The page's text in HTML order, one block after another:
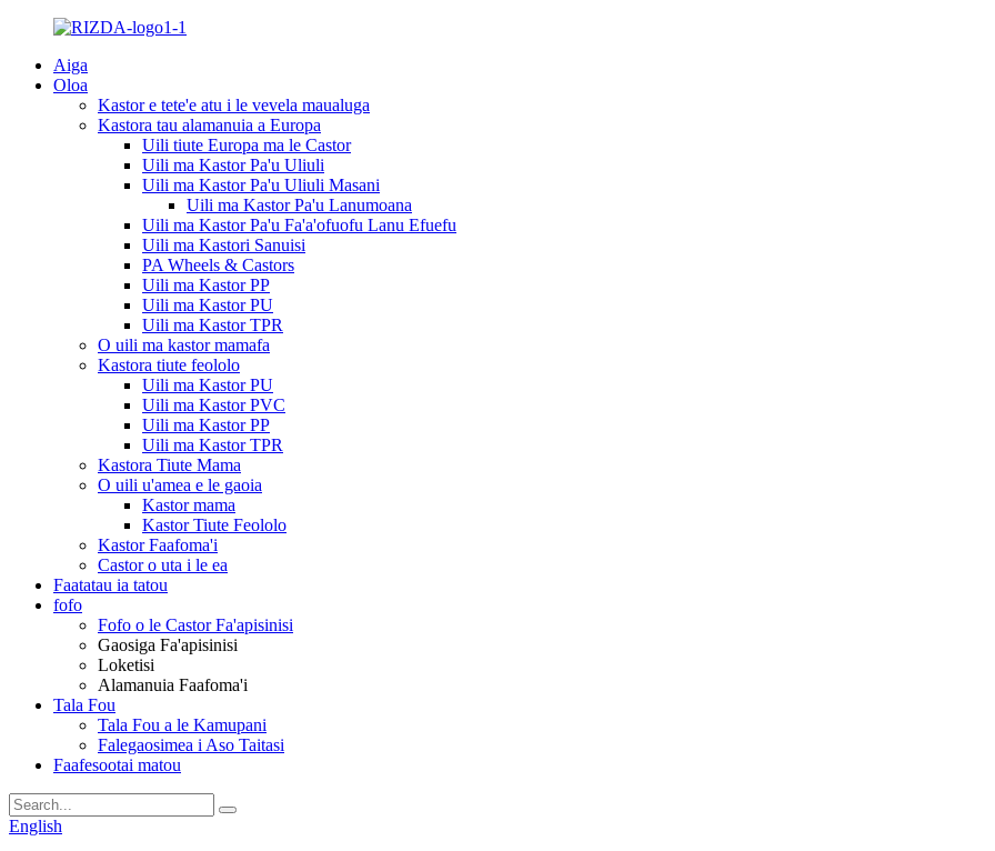
Aiga
Oloa
Kastor e tete'e atu i le vevela maualuga
Kastora tau alamanuia a Europa
Uili tiute Europa ma le Castor
Uili ma Kastor Pa'u Uliuli
Uili ma Kastor Pa'u Uliuli Masani
Uili ma Kastor Pa'u Lanumoana
Uili ma Kastor Pa'u Fa'a'ofuofu Lanu Efuefu
Uili ma Kastori Sanuisi
PA Wheels & Castors
Uili ma Kastor PP
Uili ma Kastor PU
Uili ma Kastor TPR
O uili ma kastor mamafa
Kastora tiute feololo
Uili ma Kastor PU
Uili ma Kastor PVC
Uili ma Kastor PP
Uili ma Kastor TPR
Kastora Tiute Mama
O uili u'amea e le gaoia
Kastor mama
Kastor Tiute Feololo
Kastor Faafoma'i
Castor o uta i le ea
Faatatau ia tatou
fofo
Fofo o le Castor Fa'apisinisi
Gaosiga Fa'apisinisi
Loketisi
Alamanuia Faafoma'i
Tala Fou
Tala Fou a le Kamupani
Falegaosimea i Aso Taitasi
Faafesootai matou
English